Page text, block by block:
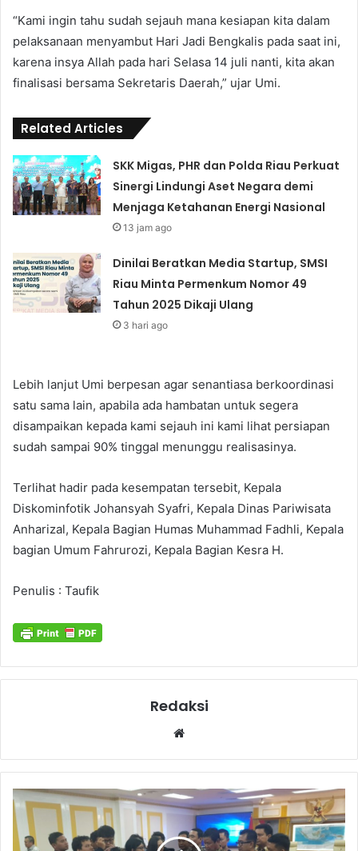
“Kami ingin tahu sudah sejauh mana kesiapan kita dalam
pelaksanaan menyambut Hari Jadi Bengkalis pada saat ini,
karena insya Allah pada hari Selasa 14 juli nanti, kita akan
finalisasi bersama Sekretaris Daerah,” ujar Umi.
Related Articles
SKK Migas, PHR dan Polda Riau Perkuat
Sinergi Lindungi Aset Negara demi
Menjaga Ketahanan Energi Nasional
13 jam ago
Dinilai Beratkan Media Startup, SMSI
Riau Minta Permenkum Nomor 49
Tahun 2025 Dikaji Ulang
3 hari ago
Lebih lanjut Umi berpesan agar senantiasa berkoordinasi
satu sama lain, apabila ada hambatan untuk segera
disampaikan kepada kami sejauh ini kami lihat persiapan
sudah sampai 90% tinggal menunggu realisasinya.
Terlihat hadir pada kesempatan tersebit, Kepala
Diskominfotik Johansyah Syafri, Kepala Dinas Pariwisata
Anharizal, Kepala Bagian Humas Muhammad Fadhli, Kepala
bagian Umum Fahrurozi, Kepala Bagian Kesra H.
Penulis : Taufik
Redaksi